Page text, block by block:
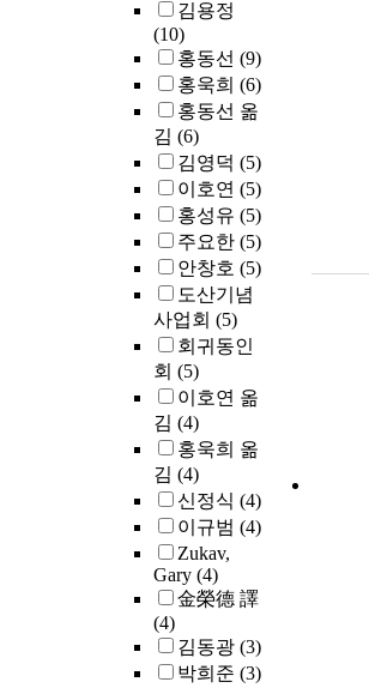
김용정
(10)
홍동선 (9)
홍욱희 (6)
홍동선 옮
김 (6)
김영덕 (5)
이호연 (5)
홍성유 (5)
주요한 (5)
안창호 (5)
도산기념
사업회 (5)
회귀동인
회 (5)
이호연 옮
김 (4)
홍욱희 옮
김 (4)
신정식 (4)
이규범 (4)
Zukav,
Gary (4)
金榮德 譯
(4)
김동광 (3)
박희준 (3)